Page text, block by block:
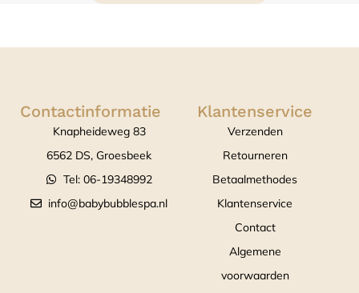
Contactinformatie
Knapheideweg 83
6562 DS, Groesbeek
Tel: 06-19348992
info@babybubblespa.nl
Klantenservice
Verzenden
Retourneren
Betaalmethodes
Klantenservice
Contact
Algemene
voorwaarden